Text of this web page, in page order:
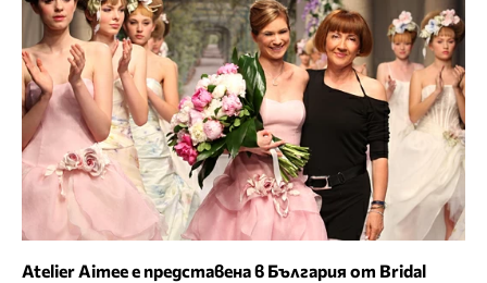
AtelierAimee е представена в България от Bridal